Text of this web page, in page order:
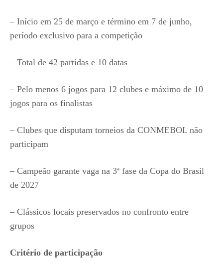
– Início em 25 de março e término em 7 de junho,
período exclusivo para a competição
– Total de 42 partidas e 10 datas
– Pelo menos 6 jogos para 12 clubes e máximo de 10
jogos para os finalistas
– Clubes que disputam torneios da CONMEBOL não
participam
– Campeão garante vaga na 3ª fase da Copa do Brasil
de 2027
– Clássicos locais preservados no confronto entre
grupos
Critério de participação